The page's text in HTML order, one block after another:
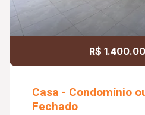
R$
Casa - Condomínio
Fechado